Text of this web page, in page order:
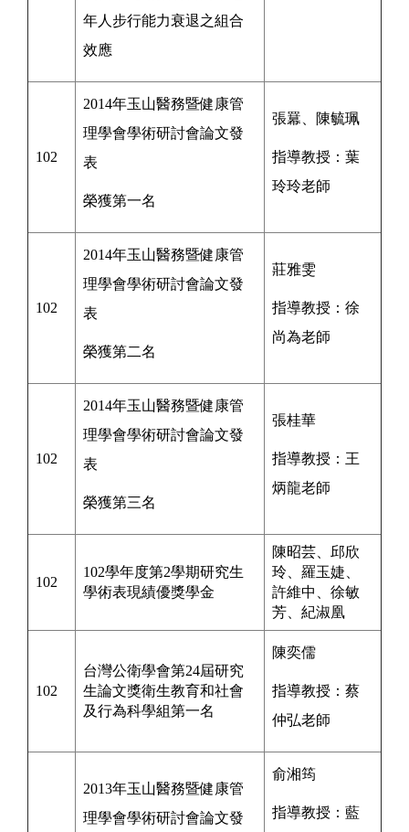
年人步行能力衰退之組合
效應
102
2014年玉山醫務暨健康管
理學會學術研討會論文發
表
榮獲第一名
張羃、陳毓珮
指導教授： 葉
玲玲老師
102
2014年玉山醫務暨健康管
理學會學術研討會論文發
表
榮獲第二名
莊雅雯
指導教授： 徐
尚為老師
102
2014年玉山醫務暨健康管
理學會學術研討會論文發
表
榮獲第三名
張桂華
指導教授： 王
炳龍老師
102
102學年度第2學期研究生
學術表現績優獎學金
陳昭芸、邱欣
玲、羅玉婕、
許維中、徐敏
芳、紀淑凰
102
台灣公衛學會第24屆研究
生論文獎衛生教育和社會
及行為科學組第一名
陳奕儒
指導教授：蔡
仲弘老師
2013年玉山醫務暨健康管
理學會學術研討會論文發
俞湘筠
指導教授： 藍